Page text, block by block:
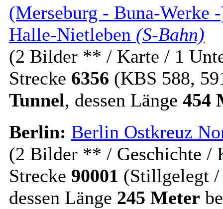
(Merseburg - Buna-Werke
Halle-Nietleben (S-Bahn)
(2 Bilder ** / Karte / 1
Strecke 6356 (KBS 588,
Tunnel, dessen Länge 454
Berlin: Berlin Ostkreuz
(2 Bilder ** / Geschichte /
Strecke 90001 (Stillgelegt
dessen Länge 245 Meter